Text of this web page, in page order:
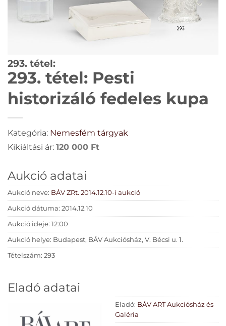
293. tétel:
293. tétel: Pesti
historizáló fedeles kupa
Kategória: Nemesfém tárgyak
Kikiáltási ár: 120 000 Ft
Aukció adatai
Aukció neve: BÁV ZRt. 2014.12.10-i aukció
Aukció dátuma: 2014.12.10
Aukció ideje: 12:00
Aukció helye: Budapest, BÁV Aukciósház, V. Bécsi u. 1.
Tételszám: 293
Eladó adatai
Eladó: BÁV ART Aukciósház és
Galéria